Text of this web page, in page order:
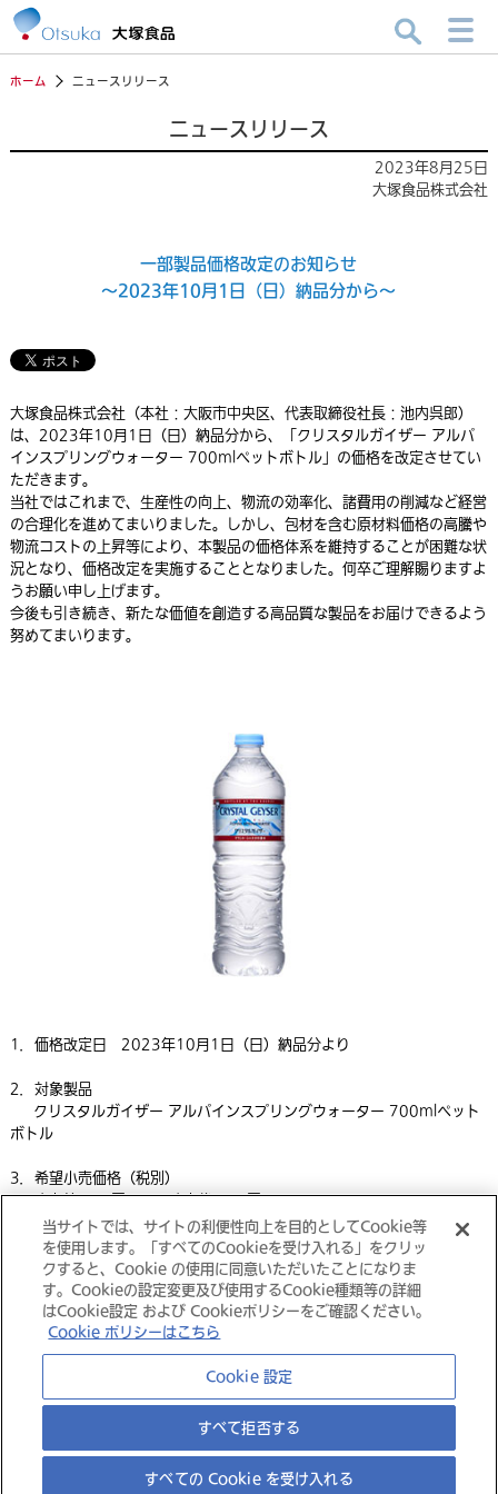
ホーム ニュースリリース
ニュースリリース
2023年8月25日
大塚食品株式会社
一部製品価格改定のお知らせ
～2023年10月1日（日）納品分から～
大塚食品株式会社（本社：大阪市中央区、代表取締役社長：池内呉郎）
は、2023年10月1日（日）納品分から、「クリスタルガイザー アルパ
インスプリングウォーター 700mlペットボトル」の価格を改定させてい
ただきます。
当社ではこれまで、生産性の向上、物流の効率化、諸費用の削減など経営
の合理化を進めてまいりました。しかし、包材を含む原材料価格の高騰や
物流コストの上昇等により、本製品の価格体系を維持することが困難な状
況となり、価格改定を実施することとなりました。何卒ご理解賜りますよ
うお願い申し上げます。
今後も引き続き、新たな価値を創造する高品質な製品をお届けできるよう
努めてまいります。
1．価格改定日 2023年10月1日（日）納品分より
2．対象製品
クリスタルガイザー アルパインスプリングウォーター 700mlペット
ボトル
3．希望小売価格（税別）
改定前 139円 → 改定後 149円
印刷用ページはこちら（PDF）
大塚グループ
Copyright©Otsuka Foods Co., Ltd.
当サイトでは、サイトの利便性向上を目的としてCookie等
を使用します。「すべてのCookieを受け入れる」をクリッ
クすると、Cookie の使用に同意いただいたことになりま
す。Cookieの設定変更及び使用するCookie種類等の詳細
はCookie設定 および Cookieポリシーをご確認ください。
Cookie ポリシーはこちら
Cookie 設定
すべて拒否する
すべての Cookie を受け入れる